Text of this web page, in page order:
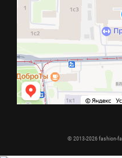
© 2013-2026 fashion-